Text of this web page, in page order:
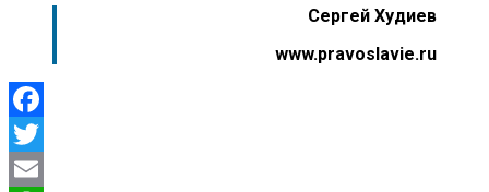
Сергей Худиев
www.pravoslavie.ru
Facebook
Twitter